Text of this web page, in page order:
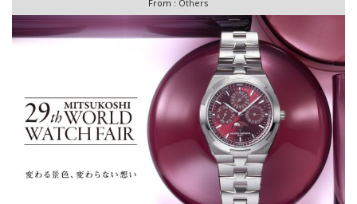
From : Others